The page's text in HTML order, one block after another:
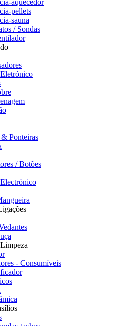
aquecedor
pellets
sauna
/ Sondas
& Ponteiras
/ Botões
- Consumíveis